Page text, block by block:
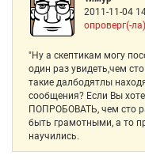
2011-11-04
опроверг(-
"Ну а скептикам могу
один раз увидеть,чем
такие далбодятлы
сообщения? Если Вы
ПОПРОБОВАТЬ, чем сто
быть грамотными, а то
научились.